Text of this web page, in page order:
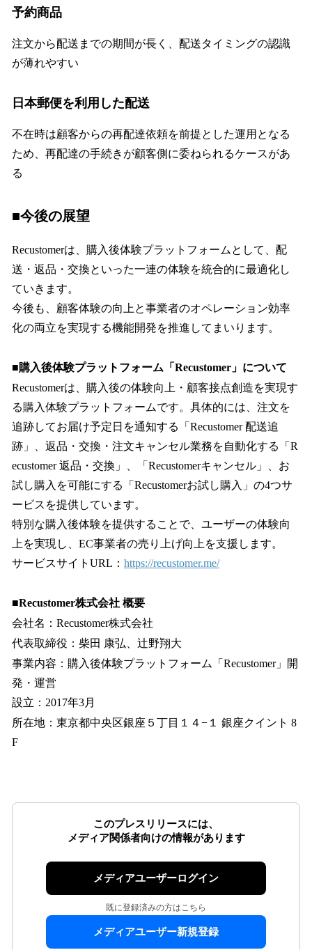
予約商品
注文から配送までの期間が長く、配送タイミングの認識
が薄れやすい
日本郵便を利用した配送
不在時は顧客からの再配達依頼を前提とした運用となる
ため、再配達の手続きが顧客側に委ねられるケースがあ
る
■今後の展望
Recustomerは、購入後体験プラットフォームとして、配
送・返品・交換といった一連の体験を統合的に最適化し
ていきます。
今後も、顧客体験の向上と事業者のオペレーション効率
化の両立を実現する機能開発を推進してまいります。
■購入後体験プラットフォーム「Recustomer」について
Recustomerは、購入後の体験向上・顧客接点創造を実現す
る購入体験プラットフォームです。具体的には、注文を
追跡してお届け予定日を通知する「Recustomer 配送追
跡」、返品・交換・注文キャンセル業務を自動化する「R
ecustomer 返品・交換」、「Recustomerキャンセル」、お
試し購入を可能にする「Recustomerお試し購入」の4つサ
ービスを提供しています。
特別な購入後体験を提供することで、ユーザーの体験向
上を実現し、EC事業者の売り上げ向上を支援します。
サービスサイトURL： https://recustomer.me/
■Recustomer株式会社 概要
会社名：Recustomer株式会社
代表取締役：柴田 康弘、辻野翔大
事業内容：購入後体験プラットフォーム「Recustomer」開
発・運営
設立：2017年3月
所在地：東京都中央区銀座５丁目１４−１ 銀座クイント 8
F
このプレスリリースには、
メディア関係者向けの情報があります
メディアユーザーログイン
既に登録済みの方はこちら
メディアユーザー新規登録